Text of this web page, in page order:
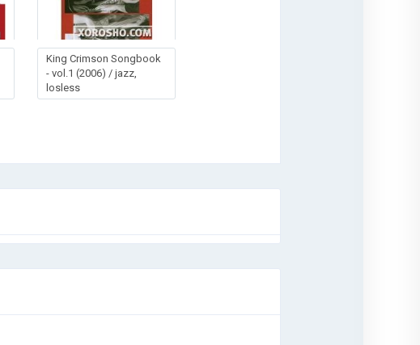
King Crimson Songbook
- vol.1 (2006) / jazz,
losless